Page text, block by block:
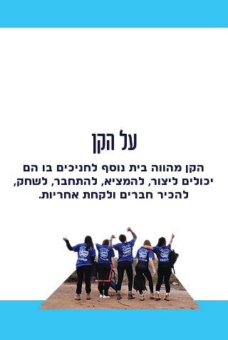
על הקן
הקן מהווה בית נוסף לחניכים בו הם
יכולים ליצור, להמציא, להתחבר, לשחק,
להכיר חברים ולקחת אחריות.